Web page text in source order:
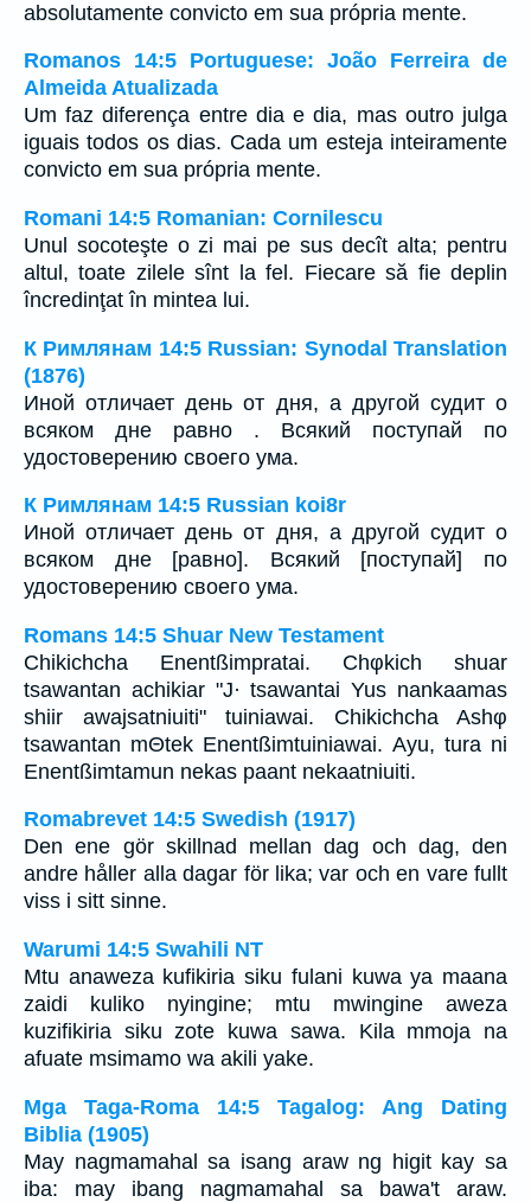
absolutamente convicto em sua própria mente.
Romanos 14:5 Portuguese: João Ferreira de
Almeida Atualizada
Um faz diferença entre dia e dia, mas outro julga
iguais todos os dias. Cada um esteja inteiramente
convicto em sua própria mente.
Romani 14:5 Romanian: Cornilescu
Unul socoteşte o zi mai pe sus decît alta; pentru
altul, toate zilele sînt la fel. Fiecare să fie deplin
încredinţat în mintea lui.
К Римлянам 14:5 Russian: Synodal Translation
(1876)
Иной отличает день от дня, а другой судит о
всяком дне равно . Всякий поступай по
удостоверению своего ума.
К Римлянам 14:5 Russian koi8r
Иной отличает день от дня, а другой судит о
всяком дне [равно]. Всякий [поступай] по
удостоверению своего ума.
Romans 14:5 Shuar New Testament
Chikichcha Enentßimpratai. Chφkich shuar
tsawantan achikiar "J· tsawantai Yus nankaamas
shiir awajsatniuiti" tuiniawai. Chikichcha Ashφ
tsawantan mΘtek Enentßimtuiniawai. Ayu, tura ni
Enentßimtamun nekas paant nekaatniuiti.
Romabrevet 14:5 Swedish (1917)
Den ene gör skillnad mellan dag och dag, den
andre håller alla dagar för lika; var och en vare fullt
viss i sitt sinne.
Warumi 14:5 Swahili NT
Mtu anaweza kufikiria siku fulani kuwa ya maana
zaidi kuliko nyingine; mtu mwingine aweza
kuzifikiria siku zote kuwa sawa. Kila mmoja na
afuate msimamo wa akili yake.
Mga Taga-Roma 14:5 Tagalog: Ang Dating
Biblia (1905)
May nagmamahal sa isang araw ng higit kay sa
iba: may ibang nagmamahal sa bawa't araw.